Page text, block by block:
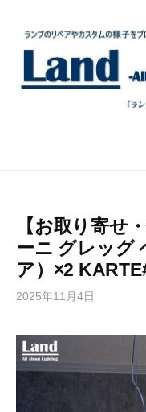
【お取り寄せ
ーニ グレッグ
ア）×2
2025年11月4日